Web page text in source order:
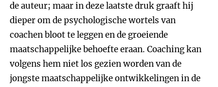
de auteur; maar in deze laatste druk graaft hij
dieper om de psychologische wortels van
coachen bloot te leggen en de groeiende
maatschappelijke behoefte eraan. Coaching kan
volgens hem niet los gezien worden van de
jongste maatschappelijke ontwikkelingen in de